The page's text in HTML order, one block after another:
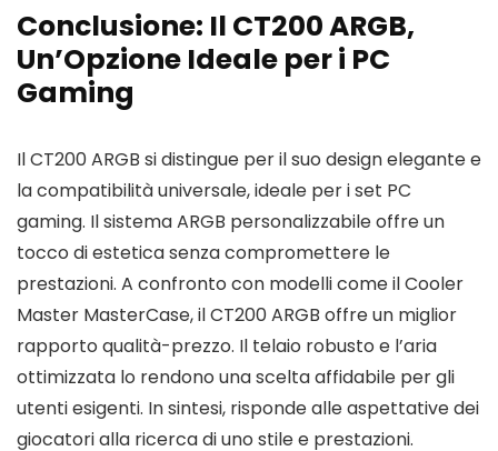
Conclusione: Il CT200 ARGB,
Un’Opzione Ideale per i PC
Gaming
Il CT200 ARGB si distingue per il suo design elegante e
la compatibilità universale, ideale per i set PC
gaming. Il sistema ARGB personalizzabile offre un
tocco di estetica senza compromettere le
prestazioni. A confronto con modelli come il Cooler
Master MasterCase, il CT200 ARGB offre un miglior
rapporto qualità-prezzo. Il telaio robusto e l’aria
ottimizzata lo rendono una scelta affidabile per gli
utenti esigenti. In sintesi, risponde alle aspettative dei
giocatori alla ricerca di uno stile e prestazioni.